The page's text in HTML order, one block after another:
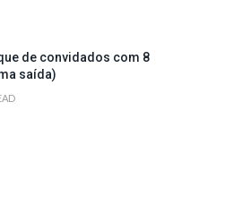
de convidados com 8
saída)